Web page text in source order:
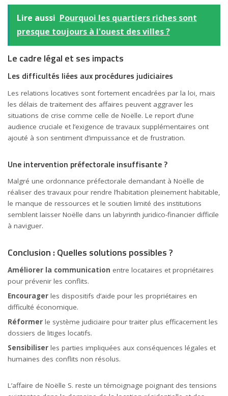
Lire aussi Pourquoi les quartiers riches sont
presque toujours à l'ouest des villes ?
Le cadre légal et ses impacts
Les difficultés liées aux procédures judiciaires
Les relations locatives sont fortement encadrées par la loi, mais
les délais de traitement des affaires peuvent aggraver les
situations de crise comme celle de Noëlle. Le report d’une
audience cruciale et l’exigence de travaux supplémentaires ont
ajouté à son sentiment d’impuissance et de frustration.
Une intervention préfectorale insuffisante ?
Malgré une ordonnance préfectorale demandant à Noëlle de
réaliser des travaux pour rendre l’habitation pleinement habitable,
le manque de ressources et le soutien limité des institutions
semblent laisser Noëlle dans un labyrinth juridico-financier difficile
à naviguer.
Conclusion : Quelles solutions possibles ?
Améliorer la communication entre locataires et propriétaires
pour prévenir les conflits.
Encourager les dispositifs d’aide pour les propriétaires en
difficulté économique.
Réformer le système judiciaire pour traiter plus efficacement les
dossiers de litiges locatifs.
Sensibiliser les parties impliquées aux conséquences légales et
humaines des conflits non résolus.
L’affaire de Noëlle S. reste un témoignage poignant des tensions